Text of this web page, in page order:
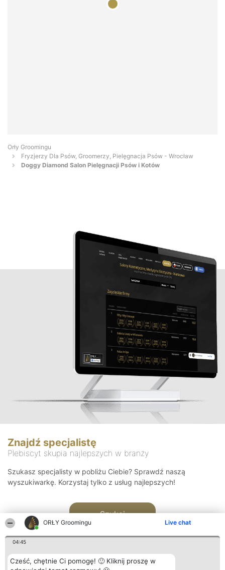
ORŁY Groomingu Live chat
04:45
Cześć, chętnie Ci pomogę! 🙂 Kliknij proszę w
Orły Groomingu
Fryzjerzy Dla Psów, Groomerzy, Pielęgnacja Psów - Wrocław
Doggy Diamond Salon Pielęgnacji Psów i Kotów
Znajdź specjalistę
Plebiscyt skupia najlepszych w branży
Szukasz specjalisty w pobliżu Ciebie? Sprawdź naszą
wyszukiwarkę. Korzystaj tylko z usług najlepszych!
Szukaj